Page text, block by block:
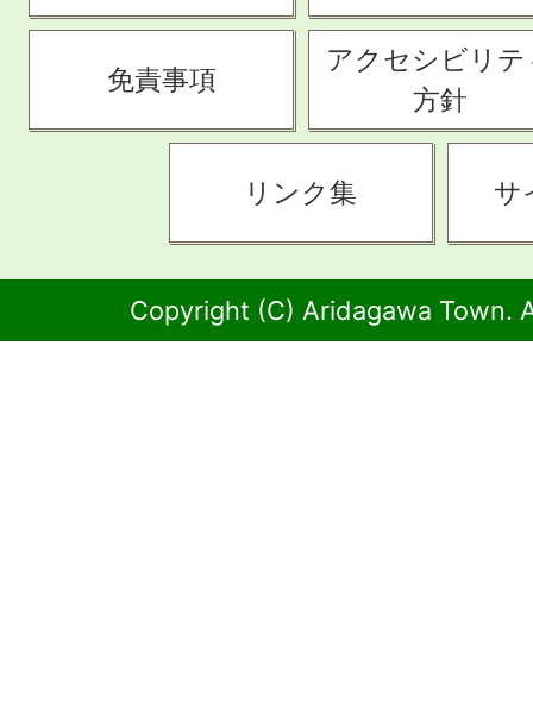
免責事項
アクセシビリテ
方針
リンク集 サ
Copyright (C) Aridagawa Town.